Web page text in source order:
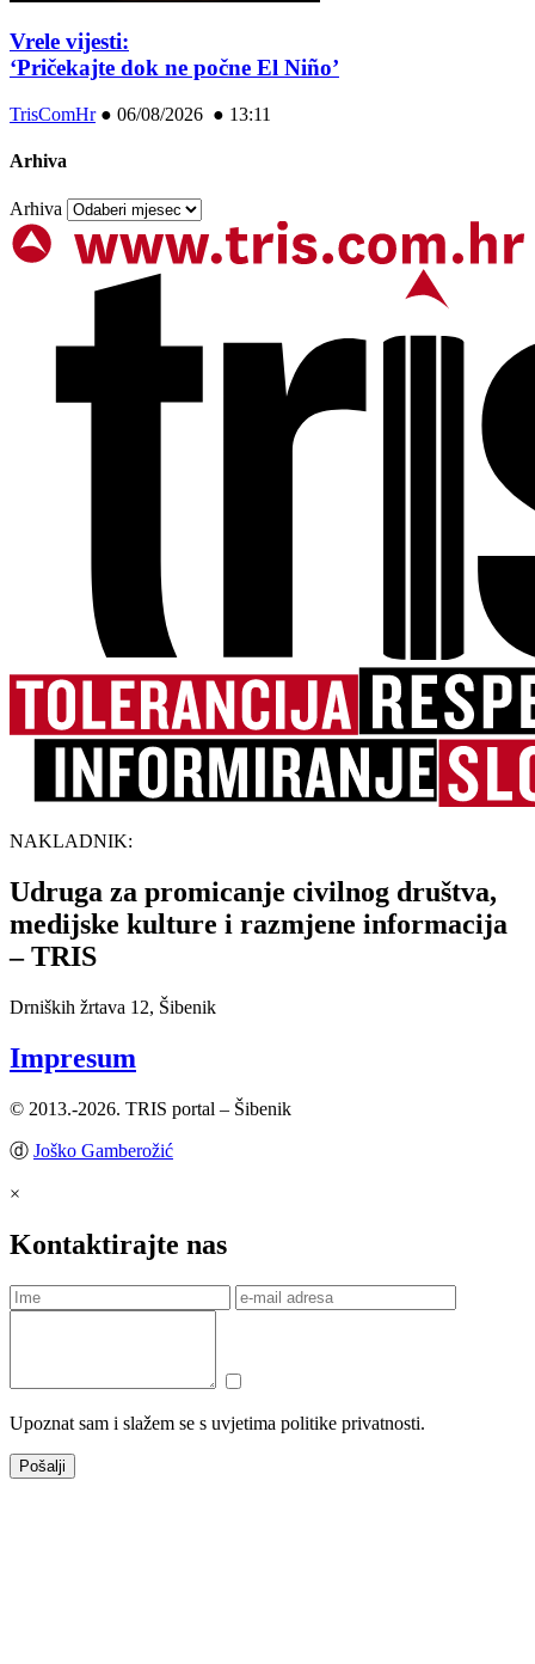
Vrele vijesti:
‘Pričekajte dok ne počne El Niño’
TrisComHr● 06/08/2026 ● 13:11
Arhiva
Arhiva
NAKLADNIK:
Udruga za promicanje civilnog društva,
medijske kulture i razmjene informacija
– TRIS
Drniških žrtava 12, Šibenik
Impresum
© 2013.-2026. TRIS portal – Šibenik
ⓓ Joško Gamberožić
×
Kontaktirajte nas
Upoznat sam i slažem se s uvjetima politike privatnosti.
Pošalji